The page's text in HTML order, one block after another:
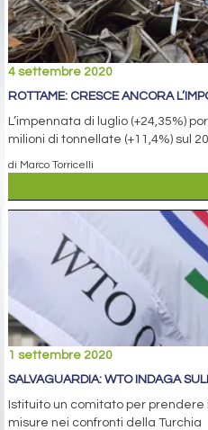
4 settembre 2020
ROTTAME: CRESCE ANCORA
L’impennata di luglio (+24,35%)
milioni di tonnellate (+11,4%) sul
di Marco Torricelli
1 settembre 2020
SALVAGUARDIA: WTO INDAGA
Istituito un comitato per prendere
misure nei confronti della Turchia